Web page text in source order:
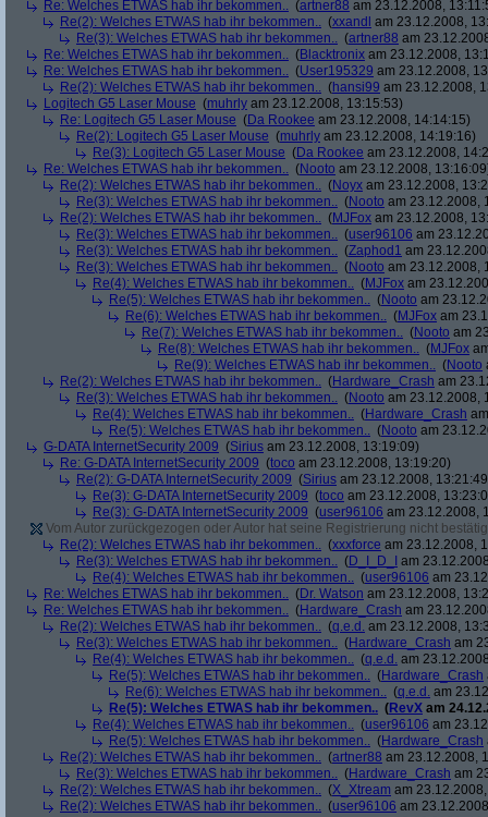
Re: Welches ETWAS hab ihr bekommen.. (artner88 am 23.12.2008,
Re(2): Welches ETWAS hab ihr bekommen.. (xxandl am 23.12.2008,
Re(3): Welches ETWAS hab ihr bekommen.. (artner88 am
Re: Welches ETWAS hab ihr bekommen.. (Blacktronix am 23.12.2008,
Re: Welches ETWAS hab ihr bekommen.. (User195329 am 23.12.2008,
Re(2): Welches ETWAS hab ihr bekommen.. (hansi99 am 23.12.2008,
Logitech G5 Laser Mouse (muhrly am 23.12.2008, 13:15:53)
Re: Logitech G5 Laser Mouse (Da Rookee am 23.12.2008, 14:14:15)
Re(2): Logitech G5 Laser Mouse (muhrly am 23.12.2008, 14:19:16)
Re(3): Logitech G5 Laser Mouse (Da Rookee am 23.12.2008,
Re: Welches ETWAS hab ihr bekommen.. (Nooto am 23.12.2008,
Re(2): Welches ETWAS hab ihr bekommen.. (Noyx am 23.12.2008,
Re(3): Welches ETWAS hab ihr bekommen.. (Nooto am 23.12.2008,
Re(2): Welches ETWAS hab ihr bekommen.. (MJFox am 23.12.2008,
Re(3): Welches ETWAS hab ihr bekommen.. (user96106 am
Re(3): Welches ETWAS hab ihr bekommen.. (Zaphod1 am
Re(3): Welches ETWAS hab ihr bekommen.. (Nooto am 23.12.2008,
Re(4): Welches ETWAS hab ihr bekommen.. (MJFox am
Re(5): Welches ETWAS hab ihr bekommen.. (Nooto am
Re(6): Welches ETWAS hab ihr bekommen.. (MJFox am
Re(7): Welches ETWAS hab ihr bekommen.. (Nooto am
Re(8): Welches ETWAS hab ihr bekommen.. (MJFox
Re(9): Welches ETWAS hab ihr bekommen.. (Nooto
Re(2): Welches ETWAS hab ihr bekommen.. (Hardware_Crash am
Re(3): Welches ETWAS hab ihr bekommen.. (Nooto am 23.12.2008,
Re(4): Welches ETWAS hab ihr bekommen.. (Hardware_Crash
Re(5): Welches ETWAS hab ihr bekommen.. (Nooto am
G-DATA InternetSecurity 2009 (Sirius am 23.12.2008, 13:19:09)
Re: G-DATA InternetSecurity 2009 (toco am 23.12.2008, 13:19:20)
Re(2): G-DATA InternetSecurity 2009 (Sirius am 23.12.2008,
Re(3): G-DATA InternetSecurity 2009 (toco am 23.12.2008,
Re(3): G-DATA InternetSecurity 2009 (user96106 am 23.12.2008,
Vom Autor zurückgezogen oder Autor hat seine Registrierung nicht
Re(2): Welches ETWAS hab ihr bekommen.. (xxxforce am 23.12.2008,
Re(3): Welches ETWAS hab ihr bekommen.. (D_I_D_I
am
Re(4): Welches ETWAS hab ihr bekommen.. (user96106 am
Re: Welches ETWAS hab ihr bekommen.. (Dr. Watson am 23.12.2008,
Re: Welches ETWAS hab ihr bekommen.. (Hardware_Crash am
Re(2): Welches ETWAS hab ihr bekommen.. (q.e.d. am 23.12.2008,
Re(3): Welches ETWAS hab ihr bekommen.. (Hardware_Crash am
Re(4): Welches ETWAS hab ihr bekommen.. (q.e.d. am
Re(5): Welches ETWAS hab ihr bekommen.. (Hardware_Crash
Re(6): Welches ETWAS hab ihr bekommen.. (q.e.d. am
Re(5): Welches ETWAS hab ihr bekommen.. (RevX am
Re(4): Welches ETWAS hab ihr bekommen.. (user96106 am
Re(5): Welches ETWAS hab ihr bekommen.. (Hardware_Crash
Re(2): Welches ETWAS hab ihr bekommen.. (artner88 am 23.12.2008,
Re(3): Welches ETWAS hab ihr bekommen.. (Hardware_Crash am
Re(2): Welches ETWAS hab ihr bekommen.. (X_Xtream am
Re(2): Welches ETWAS hab ihr bekommen.. (user96106 am